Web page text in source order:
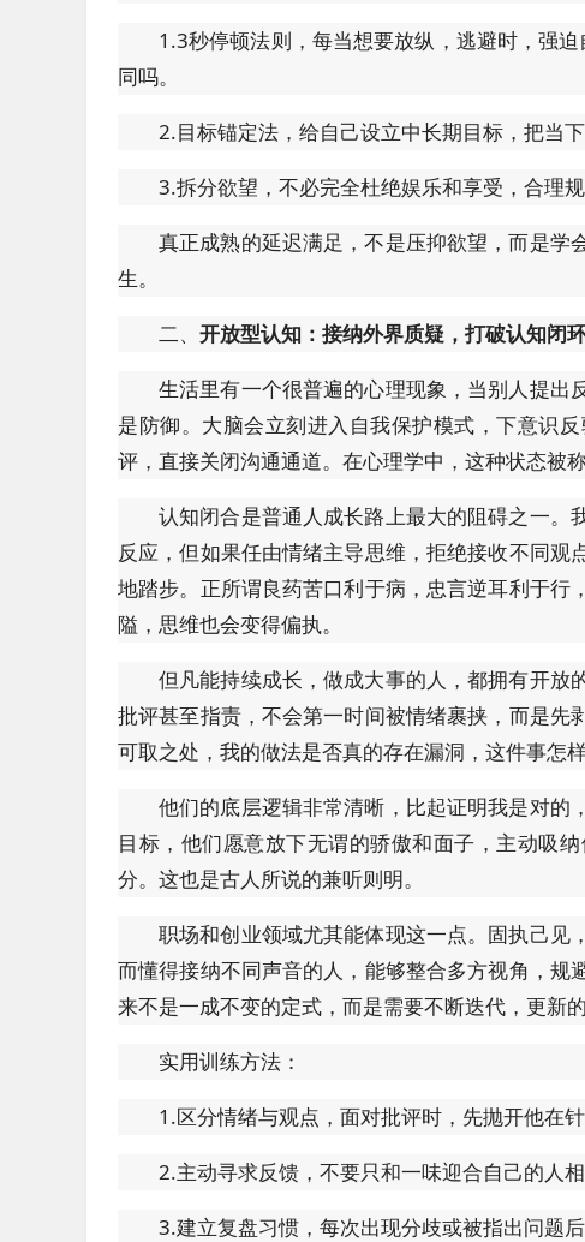
1.3秒停顿法则，每当想要放纵，逃避时，强
同吗。
2.目标锚定法，给自己设立中长期目标，把当
3.拆分欲望，不必完全杜绝娱乐和享受，合理
真正成熟的延迟满足，不是压抑欲望，而是学
生。
二、 开放型认知：接纳外界质疑，打破认知闭
生活里有一个很普遍的心理现象，当别人提出
是防御。大脑会立刻进入自我保护模式，下意识
评，直接关闭沟通通道。在心理学中，这种状态被称
认知闭合是普通人成长路上最大的阻碍之一。
反应，但如果任由情绪主导思维，拒绝接收不同
地踏步。正所谓良药苦口利于病，忠言逆耳利于
隘，思维也会变得偏执。
但凡能持续成长，做成大事的人，都拥有开放
批评甚至指责，不会第一时间被情绪裹挟，而是
可取之处，我的做法是否真的存在漏洞，这件事怎
他们的底层逻辑非常清晰，比起证明我是对的
目标，他们愿意放下无谓的骄傲和面子，主动吸
分。这也是古人所说的兼听则明。
职场和创业领域尤其能体现这一点。固执己见
而懂得接纳不同声音的人，能够整合多方视角，
来不是一成不变的定式，而是需要不断迭代，更新的
实用训练方法：
1.区分情绪与观点，面对批评时，先抛开他在
2.主动寻求反馈，不要只和一味迎合自己的人
3.建立复盘习惯，每次出现分歧或被指出问题